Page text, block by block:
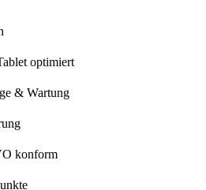
optimiert
& Wartung
konform